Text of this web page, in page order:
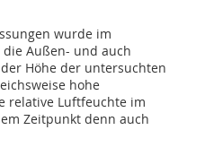
wurde im
Außen- und auch
Höhe der untersuchten
hohe
relative Luftfeuchte im
Zeitpunkt denn auch